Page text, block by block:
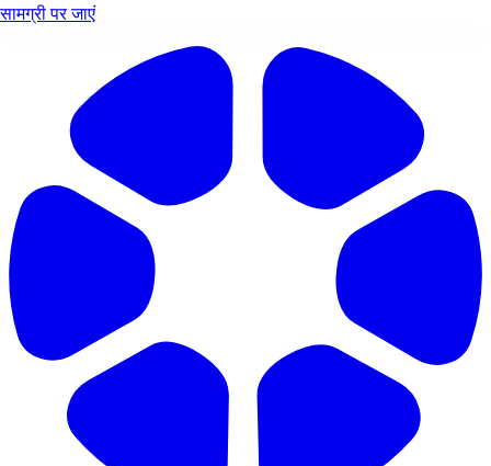
सामग्री पर जाएं